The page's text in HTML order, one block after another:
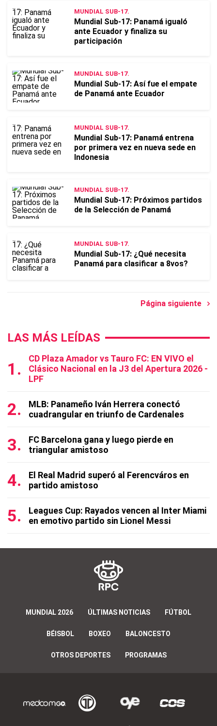
MUNDIAL SUB-17.
Mundial Sub-17: Panamá igualó
ante Ecuador y finaliza su
participación
MUNDIAL SUB-17.
Mundial Sub-17: Así fue el empate
de Panamá ante Ecuador
MUNDIAL SUB-17.
Mundial Sub-17: Panamá entrena
por primera vez en nueva sede en
Indonesia
MUNDIAL SUB-17.
Mundial Sub-17: Próximos partidos
de la Selección de Panamá
MUNDIAL SUB-17.
Mundial Sub-17: ¿Qué necesita
Panamá para clasificar a 8vos?
Página siguiente
LAS MÁS LEÍDAS
CD Plaza Amador vs Tauro FC: EN VIVO el
Clásico Nacional en la J3 del Apertura 2026 -
LPF
MLB: Panameño Iván Herrera conectó
cuadrangular en triunfo de Cardenales
FC Barcelona gana y luego pierde en
triangular amistoso
El Real Madrid superó al Ferencváros en
partido amistoso
Leagues Cup: Rayados vencen al Inter Miami
en emotivo partido sin Lionel Messi
MUNDIAL 2026 ÚLTIMAS NOTICIAS FÚTBOL
BÉISBOL BOXEO BALONCESTO
OTROS DEPORTES PROGRAMAS